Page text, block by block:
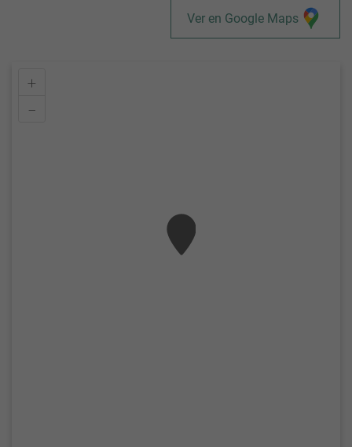
Ver en Google Maps
+
–